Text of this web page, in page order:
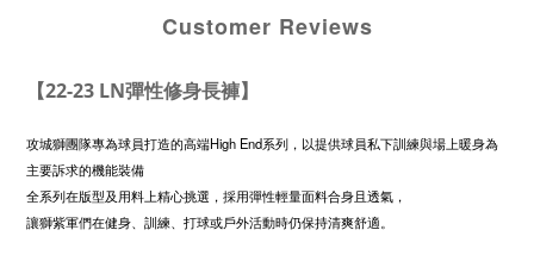
Customer Reviews
【22-23 LN彈性修身長褲】
攻城獅團隊專為球員打造的高端High End系列，以提供球員私下訓練與場上暖身為
主要訴求的機能裝備
全系列在版型及用料上精心挑選，採用彈性輕量面料合身且透氣，
讓獅紫軍們在健身、訓練、打球或戶外活動時仍保持清爽舒適。